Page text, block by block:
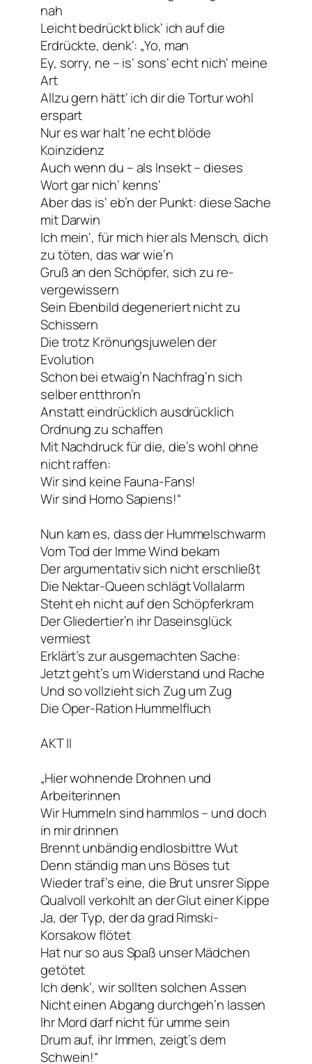
nah
Leicht bedrückt blick‘ ich auf die
Erdrückte, denk‘: „Yo, man
Ey, sorry, ne – is‘ sons‘ echt nich‘ meine
Art
Allzu gern hätt‘ ich dir die Tortur wohl
erspart
Nur es war halt ’ne echt blöde
Koinzidenz
Auch wenn du – als Insekt – dieses
Wort gar nich‘ kenns‘
Aber das is‘ eb’n der Punkt: diese Sache
mit Darwin
Ich mein‘, für mich hier als Mensch, dich
zu töten, das war wie’n
Gruß an den Schöpfer, sich zu re-
vergewissern
Sein Ebenbild degeneriert nicht zu
Schissern
Die trotz Krönungsjuwelen der
Evolution
Schon bei etwaig’n Nachfrag’n sich
selber entthron’n
Anstatt eindrücklich ausdrücklich
Ordnung zu schaffen
Mit Nachdruck für die, die’s wohl ohne
nicht raffen:
Wir sind keine Fauna-Fans!
Wir sind Homo Sapiens!“
Nun kam es, dass der Hummelschwarm
Vom Tod der Imme Wind bekam
Der argumentativ sich nicht erschließt
Die Nektar-Queen schlägt Vollalarm
Steht eh nicht auf den Schöpferkram
Der Gliedertier’n ihr Daseinsglück
vermiest
Erklärt’s zur ausgemachten Sache:
Jetzt geht’s um Widerstand und Rache
Und so vollzieht sich Zug um Zug
Die Oper-Ration Hummelfluch
AKT II
„Hier wohnende Drohnen und
Arbeiterinnen
Wir Hummeln sind hammlos – und doch
in mir drinnen
Brennt unbändig endlosbittre Wut
Denn ständig man uns Böses tut
Wieder traf’s eine, die Brut unsrer Sippe
Qualvoll verkohlt an der Glut einer Kippe
Ja, der Typ, der da grad Rimski-
Korsakow flötet
Hat nur so aus Spaß unser Mädchen
getötet
Ich denk‘, wir sollten solchen Assen
Nicht einen Abgang durchgeh’n lassen
Ihr Mord darf nicht für umme sein
Drum auf, ihr Immen, zeigt’s dem
Schwein!“